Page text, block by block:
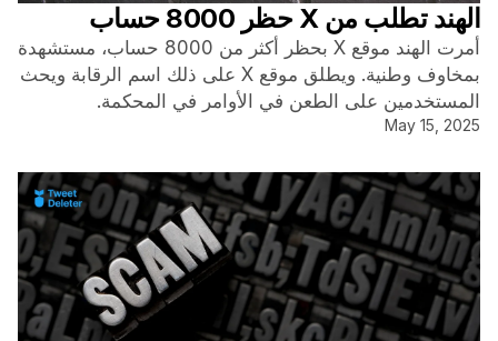
الهند تطلب من X حظر 8000 حساب
أمرت الهند موقع X بحظر أكثر من 8000 حساب، مستشهدة
بمخاوف وطنية. ويطلق موقع X على ذلك اسم الرقابة ويحث
المستخدمين على الطعن في الأوامر في المحكمة.
May 15, 2025